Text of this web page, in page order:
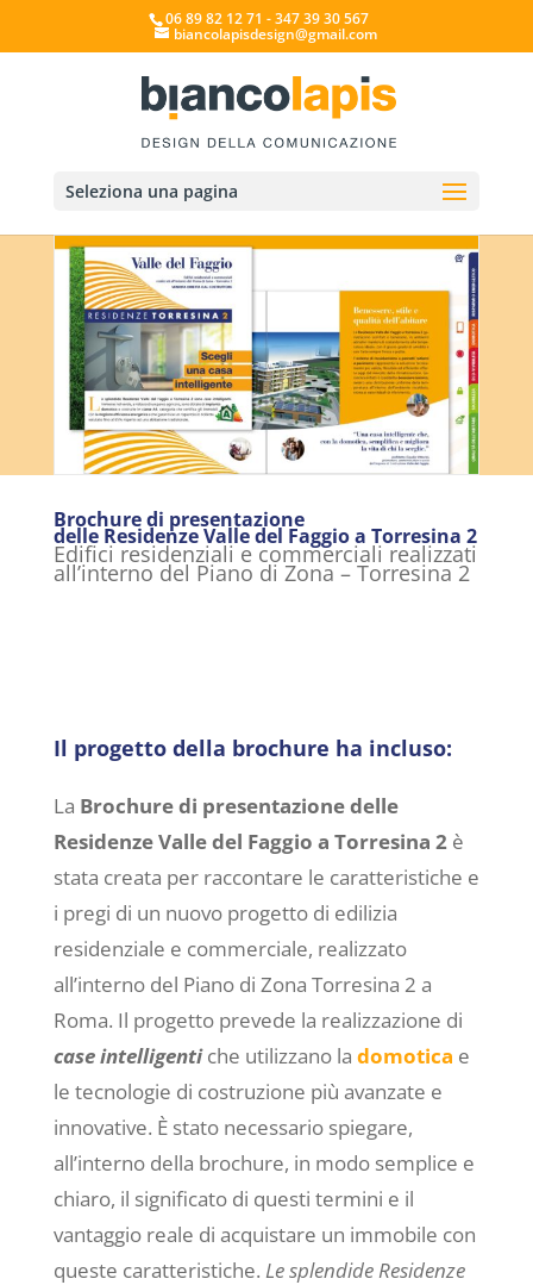
06 89 82 12 71 - 347 39 30 567
biancolapisdesign@gmail.com
Seleziona una pagina
Brochure di presentazione
delle Residenze Valle del Faggio a Torresina 2
Edifici residenziali e commerciali realizzati
all’interno del Piano di Zona – Torresina 2
Il progetto della brochure ha incluso:
La Brochure di presentazione delle
Residenze Valle del Faggio a Torresina 2 è
stata creata per raccontare le caratteristiche e
i pregi di un nuovo progetto di edilizia
residenziale e commerciale, realizzato
all’interno del Piano di Zona Torresina 2 a
Roma. Il progetto prevede la realizzazione di
case intelligenti che utilizzano la domotica e
le tecnologie di costruzione più avanzate e
innovative. È stato necessario spiegare,
all’interno della brochure, in modo semplice e
chiaro, il significato di questi termini e il
vantaggio reale di acquistare un immobile con
queste caratteristiche. Le splendide Residenze